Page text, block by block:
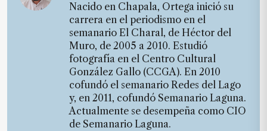
Nacido en Chapala, Ortega inició su
carrera en el periodismo en el
semanario El Charal, de Héctor del
Muro, de 2005 a 2010. Estudió
fotografía en el Centro Cultural
González Gallo (CCGA). En 2010
cofundó el semanario Redes del Lago
y, en 2011, cofundó Semanario Laguna.
Actualmente se desempeña como CIO
de Semanario Laguna.